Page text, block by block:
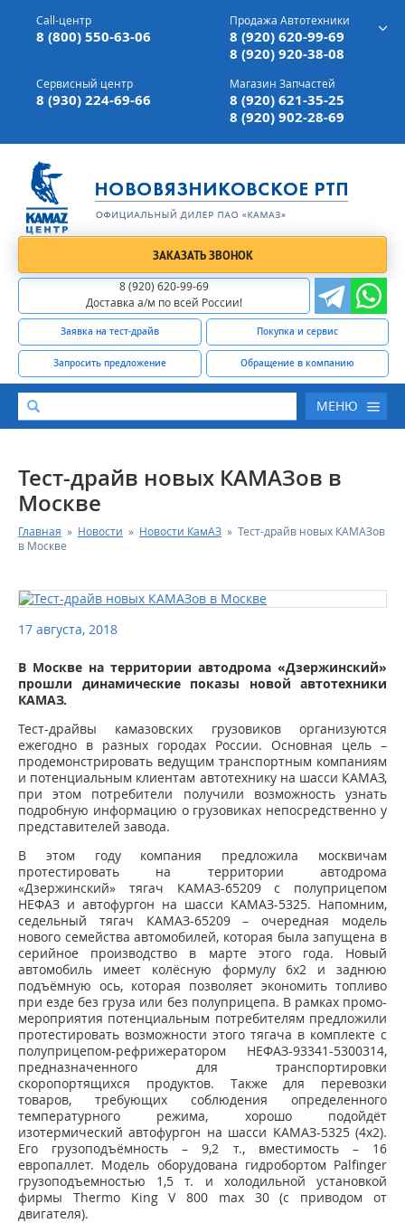
г. Вязники,ул. Механизаторов, д 90
Доставка а/м,по всей России
Call-центр
8 (800) 550-63-06
Продажа Автотехники
8 (920) 620-99-69
8 (920) 920-38-08
Сервисный центр
8 (930) 224-69-66
Магазин Запчастей
8 (920) 621-35-25
8 (920) 902-28-69
ЗАКАЗАТЬ ЗВОНОК
8 (920) 620-99-69
Доставка а/м по всей России!
Заявка на тест-драйв Покупка и сервис
Запросить предложение Обращение в компанию
МЕНЮ
КАТАЛОГ АВТОТЕХНИКИ
ЗАПАСНЫЕ ЧАСТИ
ФИНАНСОВЫЙ СЕРВИС
ФОТОГАЛЕРЕЯ
КОНТАКТНАЯ ИНФОРМАЦИЯ
Тест-драйв новых КАМАЗов в
Москве
Главная » Новости » Новости КамАЗ » Тест-драйв новых КАМАЗов
в Москве
17 августа, 2018
В Москве на территории автодрома «Дзержинский»
прошли динамические показы новой автотехники
КАМАЗ.
Тест-драйвы камазовских грузовиков организуются
ежегодно в разных городах России. Основная цель –
продемонстрировать ведущим транспортным компаниям
и потенциальным клиентам автотехнику на шасси КАМАЗ,
при этом потребители получили возможность узнать
подробную информацию о грузовиках непосредственно у
представителей завода.
В этом году компания предложила москвичам
протестировать на территории автодрома
«Дзержинский» тягач КАМАЗ-65209 с полуприцепом
НЕФАЗ и автофургон на шасси КАМАЗ-5325. Напомним,
седельный тягач КАМАЗ-65209 – очередная модель
нового семейства автомобилей, которая была запущена в
серийное производство в марте этого года. Новый
автомобиль имеет колёсную формулу 6х2 и заднюю
подъёмную ось, которая позволяет экономить топливо
при езде без груза или без полуприцепа. В рамках промо-
мероприятия потенциальным потребителям предложили
протестировать возможности этого тягача в комплекте с
полуприцепом-рефрижератором НЕФАЗ-93341-5300314,
предназначенного для транспортировки
скоропортящихся продуктов. Также для перевозки
товаров, требующих соблюдения определенного
температурного режима, хорошо подойдёт
изотермический автофургон на шасси KAMAЗ-5325 (4х2).
Его грузоподъёмность – 9,2 т., вместимость – 16
европаллет. Модель оборудована гидробортом Palfinger
грузоподъемностью 1,5 т. и холодильной установкой
фирмы Thermo King V 800 max 30 (с приводом от
двигателя).